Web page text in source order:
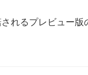
れるプレビュー版